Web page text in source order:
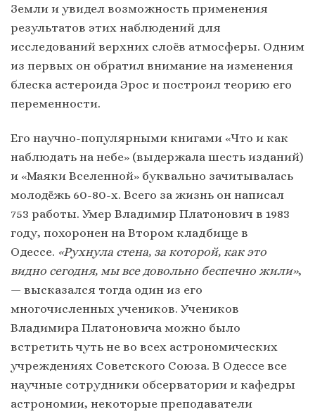
Земли и увидел возможность применения
результатов этих наблюдений для
исследований верхних слоёв атмосферы. Одним
из первых он обратил внимание на изменения
блеска астероида Эрос и построил теорию его
переменности.
Его научно-популярными книгами «Что и как
наблюдать на небе» (выдержала шесть изданий)
и «Маяки Вселенной» буквально зачитывалась
молодёжь 60-80-х. Всего за жизнь он написал
753 работы. Умер Владимир Платонович в 1983
году, похоронен на Втором кладбище в
Одессе. «Рухнула стена, за которой, как это
видно сегодня, мы все довольно беспечно жили»,
— высказался тогда один из его
многочисленных учеников. Учеников
Владимира Платоновича можно было
встретить чуть не во всех астрономических
учреждениях Советского Союза. В Одессе все
научные сотрудники обсерватории и кафедры
астрономии, некоторые преподаватели